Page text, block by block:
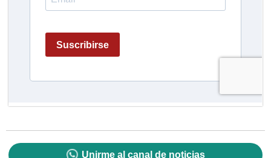
Unirme al canal de noticias